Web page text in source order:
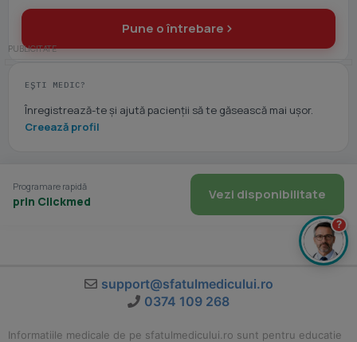
Pune o întrebare
EȘTI MEDIC?
Înregistrează-te și ajută pacienții să te găsească mai ușor.
Creează profil
Programare rapidă
prin Clickmed Vezi disponibilitate
support@sfatulmedicului.ro
0374 109 268
Informatiile medicale de pe sfatulmedicului.ro sunt pentru educatie
?